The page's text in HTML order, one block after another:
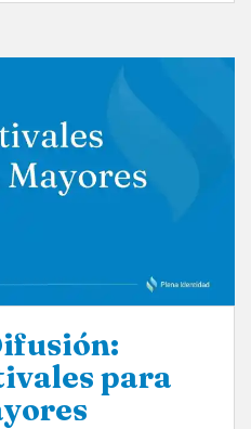
para